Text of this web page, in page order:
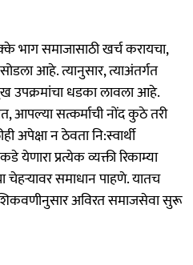
भाग समाजासाठी खर्च करायचा,
आहे. त्यानुसार, त्याअंतर्गत
धडका लावला आहे.
आपल्या सत्कर्माची नोंद कुठे तरी
न ठेवता नि:स्वार्थी
प्रत्येक व्यक्ती रिकाम्या
चेहऱ्यावर समाधान पाहणे. यातच
अविरत समाजसेवा सुरू